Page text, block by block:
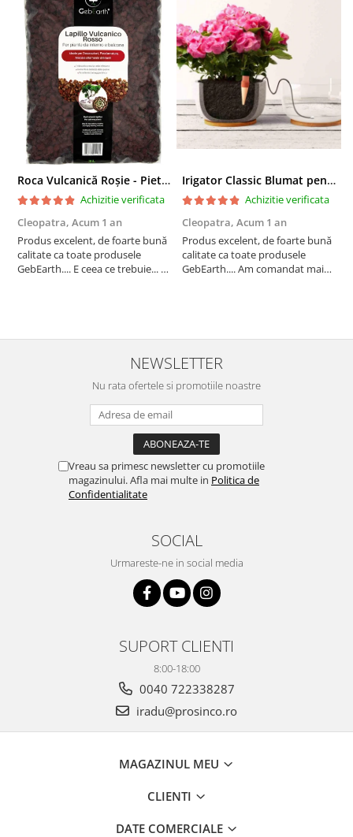
Roca Vulcanică Roșie - Pietriș pentru Drenaj, Aerare si Decorativ
Achizitie verificata
Cleopatra, Acum 1 an
Produs excelent, de foarte bună
calitate ca toate produsele
GebEarth.... E ceea ce trebuie... În
am primit și cadou bomboan...
Irigator Classic Blumat pentru plante in ghiveci, debit 75ml pana la 125 ml/24 h
Achizitie verificata
Cleopatra, Acum 1 an
Produs excelent, de foarte bună
calitate ca toate produsele
GebEarth.... Am comandat mai
NEWSLETTER
Nu rata ofertele si promotiile noastre
Vreau sa primesc newsletter cu promotiile
magazinului. Afla mai multe in Politica de
Confidentialitate
SOCIAL
Urmareste-ne in social media
SUPORT CLIENTI
8:00-18:00
0040 722338287
iradu@prosinco.ro
MAGAZINUL MEU
CLIENTI
DATE COMERCIALE